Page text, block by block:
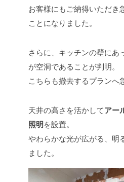
お客様にもご納得いただき
ことになりました。
さらに、キッチンの壁にあ
が空洞であることが判明。
こちらも撤去するプランへ
天井の高さを活かしてアー
照明 を設置。
やわらかな光が広がる、明
ました。